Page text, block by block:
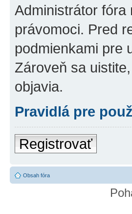
Administrátor
právomoci. Pred
podmienkami pre
Zároveň sa
objavia.
Pravidlá pre
Registrovať
Obsah fóra